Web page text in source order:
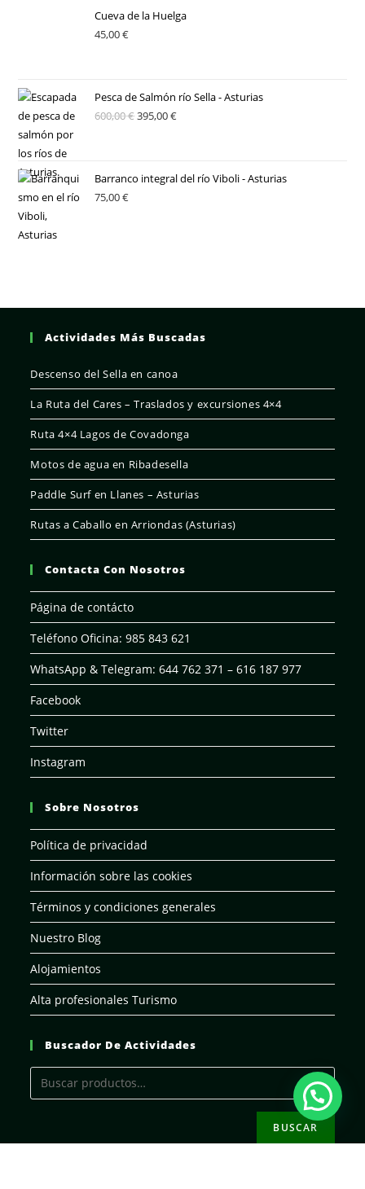
Cueva de la Huelga
45,00€
Pesca de Salmón río Sella - Asturias
600,00€395,00€
Barranco integral del río Viboli - Asturias
75,00€
Actividades Más Buscadas
Descenso del Sella en canoa
La Ruta del Cares – Traslados y excursiones 4×4
Ruta 4×4 Lagos de Covadonga
Motos de agua en Ribadesella
Paddle Surf en Llanes – Asturias
Rutas a Caballo en Arriondas (Asturias)
Contacta Con Nosotros
Página de contácto
Teléfono Oficina: 985 843 621
WhatsApp & Telegram: 644 762 371 – 616 187 977
Facebook
Twitter
Instagram
Sobre Nosotros
Política de privacidad
Información sobre las cookies
Términos y condiciones generales
Nuestro Blog
Alojamientos
Alta profesionales Turismo
Buscador De Actividades
BUSCAR